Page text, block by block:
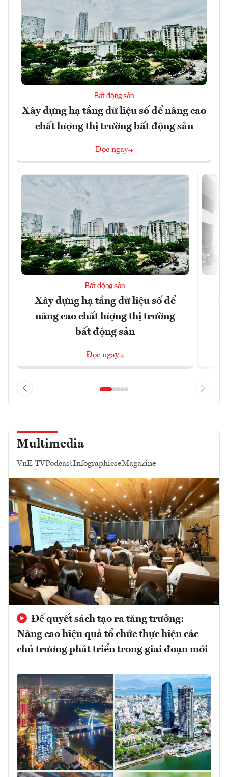
Bất động sản
Xây dựng hạ tầng dữ liệu số để nâng cao
chất lượng thị trường bất động sản
Đọc ngay
Bất động sản
Xây dựng hạ tầng dữ liệu số để
nâng cao chất lượng thị trường
bất động sản
Đọc ngay
Multimedia
VnE TVPodcastInfographicseMagazine
Để quyết sách tạo ra tăng trưởng:
Nâng cao hiệu quả tổ chức thực hiện các
chủ trương phát triển trong giai đoạn mới